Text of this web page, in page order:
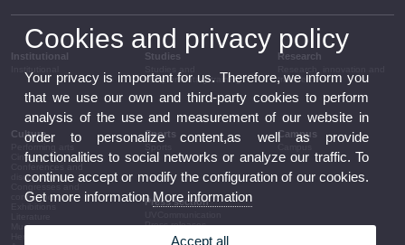
Institutional Studies
complementary training
Research
transfer
Culture
Cinema
discussion
conferences
Music
Sports Campus
Press section
Press releases
Government agenda
Cookies and privacy policy
Your privacy is important for us. Therefore, we inform you
that we use our own and third-party cookies to perform
analysis of the use and measurement of our website in
order to personalize content,as well as provide
functionalities to social networks or analyze our traffic. To
continue accept or modify the configuration of our cookies.
Get more informationMore information
Accept all